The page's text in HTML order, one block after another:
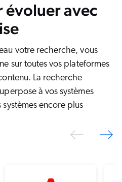
évoluer avec
votre recherche, vous
sur toutes vos plateformes
La recherche
à vos systèmes
encore plus